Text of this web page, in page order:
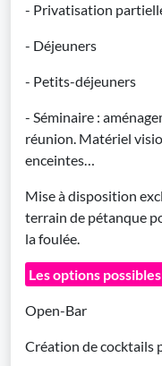
- Privatisation
- Déjeuners
- Petits-déjeuners
- Séminaire :
réunion. Matériel
enceintes…
Mise à disposition
terrain de pétanque
la foulée.
Les options
Open-Bar
Création de cocktails